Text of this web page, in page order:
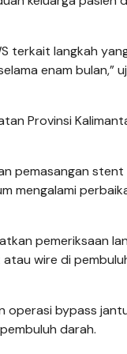
terkait langkah
enam bulan,”
Provinsi
pemasangan stent
mengalami
pemeriksaan
atau wire di
operasi bypass
darah.